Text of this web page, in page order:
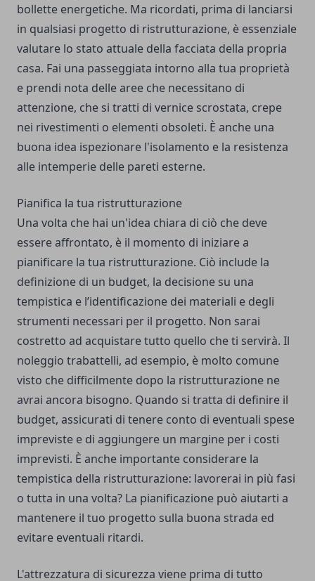
bollette energetiche. Ma ricordati, prima di lanciarsi
in qualsiasi progetto di ristrutturazione, è essenziale
valutare lo stato attuale della facciata della propria
casa. Fai una passeggiata intorno alla tua proprietà
e prendi nota delle aree che necessitano di
attenzione, che si tratti di vernice scrostata, crepe
nei rivestimenti o elementi obsoleti. È anche una
buona idea ispezionare l'isolamento e la resistenza
alle intemperie delle pareti esterne.
Pianifica la tua ristrutturazione
Una volta che hai un'idea chiara di ciò che deve
essere affrontato, è il momento di iniziare a
pianificare la tua ristrutturazione. Ciò include la
definizione di un budget, la decisione su una
tempistica e l’identificazione dei materiali e degli
strumenti necessari per il progetto. Non sarai
costretto ad acquistare tutto quello che ti servirà. Il
noleggio trabattelli, ad esempio, è molto comune
visto che difficilmente dopo la ristrutturazione ne
avrai ancora bisogno. Quando si tratta di definire il
budget, assicurati di tenere conto di eventuali spese
impreviste e di aggiungere un margine per i costi
imprevisti. È anche importante considerare la
tempistica della ristrutturazione: lavorerai in più fasi
o tutta in una volta? La pianificazione può aiutarti a
mantenere il tuo progetto sulla buona strada ed
evitare eventuali ritardi.
L'attrezzatura di sicurezza viene prima di tutto